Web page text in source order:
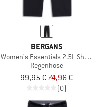
BERGANS
Women's Essentials 2.5L Shell
Regenhose
99,95 € 74,96 €
(0)